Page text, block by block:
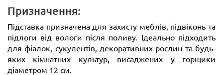
Призначення:
Підставка призначена для захисту меблів, підвіконь та
підлоги від вологи після поливу. Ідеально підходить
для фіалок, сукулентів, декоративних рослин та будь-
яких кімнатних культур, висаджених у горщики
діаметром 12 см.